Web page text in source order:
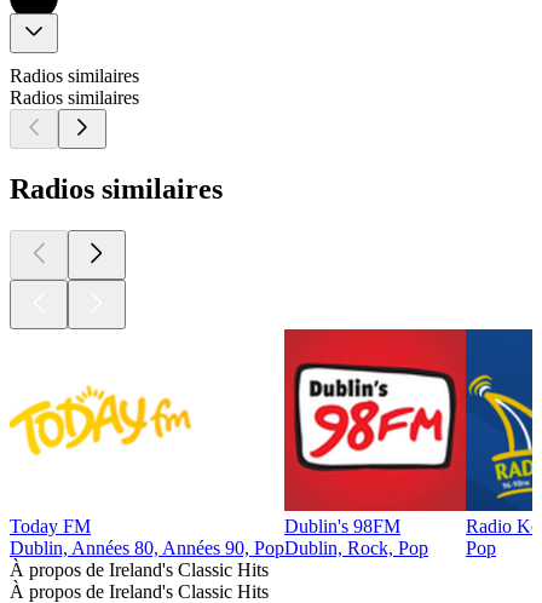
Radios similaires
Radios similaires
Radios similaires
Today FM
Dublin, Années 80, Années 90, Pop
Dublin's 98FM
Dublin, Rock, Pop
Radio
Pop
À propos de Ireland's Classic Hits
À propos de Ireland's Classic Hits